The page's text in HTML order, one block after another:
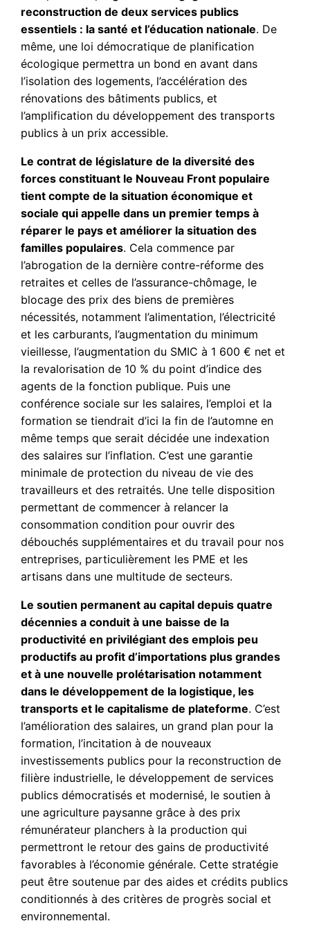
reconstruction de deux services publics
essentiels : la santé et l’éducation nationale. De
même, une loi démocratique de planification
écologique permettra un bond en avant dans
l’isolation des logements, l’accélération des
rénovations des bâtiments publics, et
l’amplification du développement des transports
publics à un prix accessible.
Le contrat de législature de la diversité des
forces constituant le Nouveau Front populaire
tient compte de la situation économique et
sociale qui appelle dans un premier temps à
réparer le pays et améliorer la situation des
familles populaires. Cela commence par
l’abrogation de la dernière contre-réforme des
retraites et celles de l’assurance-chômage, le
blocage des prix des biens de premières
nécessités, notamment l’alimentation, l’électricité
et les carburants, l’augmentation du minimum
vieillesse, l’augmentation du SMIC à 1 600 € net et
la revalorisation de 10 % du point d’indice des
agents de la fonction publique. Puis une
conférence sociale sur les salaires, l’emploi et la
formation se tiendrait d’ici la fin de l’automne en
même temps que serait décidée une indexation
des salaires sur l’inflation. C’est une garantie
minimale de protection du niveau de vie des
travailleurs et des retraités. Une telle disposition
permettant de commencer à relancer la
consommation condition pour ouvrir des
débouchés supplémentaires et du travail pour nos
entreprises, particulièrement les PME et les
artisans dans une multitude de secteurs.
Le soutien permanent au capital depuis quatre
décennies a conduit à une baisse de la
productivité en privilégiant des emplois peu
productifs au profit d’importations plus grandes
et à une nouvelle prolétarisation notamment
dans le développement de la logistique, les
transports et le capitalisme de plateforme. C’est
l’amélioration des salaires, un grand plan pour la
formation, l’incitation à de nouveaux
investissements publics pour la reconstruction de
filière industrielle, le développement de services
publics démocratisés et modernisé, le soutien à
une agriculture paysanne grâce à des prix
rémunérateur planchers à la production qui
permettront le retour des gains de productivité
favorables à l’économie générale. Cette stratégie
peut être soutenue par des aides et crédits publics
conditionnés à des critères de progrès social et
environnemental.